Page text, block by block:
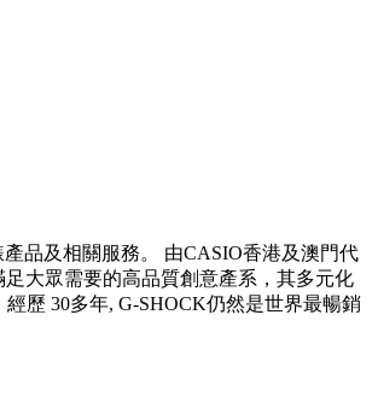
品及相關服務。 由CASIO香港及澳門代
大眾需要的高品質創意產系，其多元化
歷 30多年, G-SHOCK仍然是世界最暢銷